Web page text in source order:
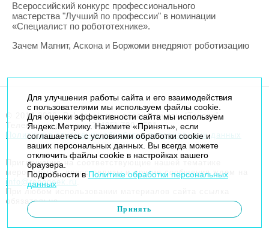
Всероссийский конкурс профессионального
мастерства "Лучший по профессии" в номинации
«Специалист по робототехнике».
Зачем Магнит, Аскона и Боржоми внедряют роботизацию
© 2014-2026. Robogeek.ru - проект группы “Текарт”.
Телефон редакции+7(495) 790-7591
Политика в отношении обработки персональных данных
Приглашения на соответствующие нашей тематике
мероприятия, пресс-релизы и другие сообщения ждем на
info@robogeek.ru
При любом использовании материалов сайта ссылка
обязательна.
Для улучшения работы сайта и его взаимодействия
с пользователями мы используем файлы cookie.
Для оценки эффективности сайта мы используем
Яндекс.Метрику. Нажмите «Принять», если
соглашаетесь с условиями обработки cookie и
ваших персональных данных. Вы всегда можете
отключить файлы cookie в настройках вашего
браузера.
Подробности в Политике обработки персональных
данных
Принять